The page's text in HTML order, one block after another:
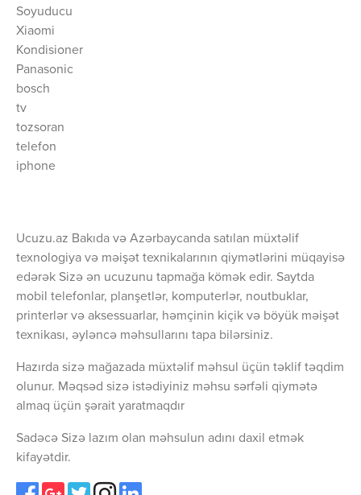
Soyuducu
Xiaomi
Kondisioner
Panasonic
bosch
tv
tozsoran
telefon
iphone
Ucuzu.az Bakıda və Azərbaycanda satılan müxtəlif
texnologiya və məişət texnikalarının qiymətlərini müqayisə
edərək Sizə ən ucuzunu tapmağa kömək edir. Saytda
mobil telefonlar, planşetlər, komputerlər, noutbuklar,
printerlər və aksessuarlar, həmçinin kiçik və böyük məişət
texnikası, əyləncə məhsullarını tapa bilərsiniz.
Hazırda sizə mağazada müxtəlif məhsul üçün təklif təqdim
olunur. Məqsəd sizə istədiyiniz məhsu sərfəli qiymətə
almaq üçün şərait yaratmaqdır
Sadəcə Sizə lazım olan məhsulun adını daxil etmək
kifayətdir.